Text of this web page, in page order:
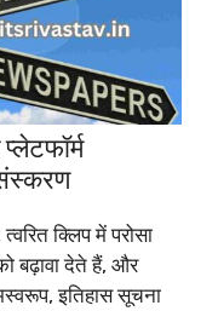
क्लिप में परोसा
बढ़ावा देते हैं, और
इतिहास सूचना